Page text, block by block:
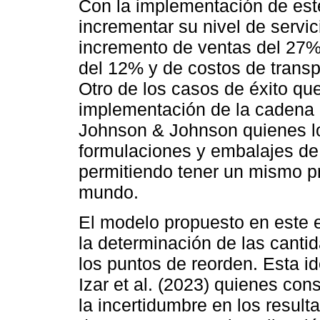
Con la implementación de
incrementar su nivel de
incremento de ventas del
del 12% y de costos de
Otro de los casos de éxito
implementación de la
Johnson & Johnson quienes
formulaciones y embalajes
permitiendo tener un mismo
mundo.
El modelo propuesto en este
la determinación de las
los puntos de reorden. Esta
Izar et al. (2023) quienes
la incertidumbre en los